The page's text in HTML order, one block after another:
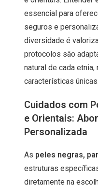
essencial para
seguros e
diversidade é
protocolos são
natural de cada
características únicas.
Cuidados com
e Orientais:
Personalizada
As peles negras,
estruturas
diretamente na